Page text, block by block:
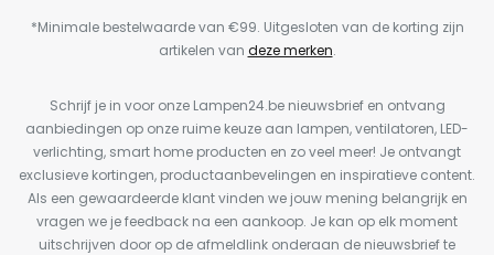
*Minimale bestelwaarde van €99. Uitgesloten van de korting zijn
artikelen van deze merken.
Schrijf je in voor onze Lampen24.be nieuwsbrief en ontvang
aanbiedingen op onze ruime keuze aan lampen, ventilatoren, LED-
verlichting, smart home producten en zo veel meer! Je ontvangt
exclusieve kortingen, productaanbevelingen en inspiratieve content.
Als een gewaardeerde klant vinden we jouw mening belangrijk en
vragen we je feedback na een aankoop. Je kan op elk moment
uitschrijven door op de afmeldlink onderaan de nieuwsbrief te